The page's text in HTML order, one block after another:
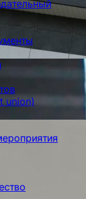
union)